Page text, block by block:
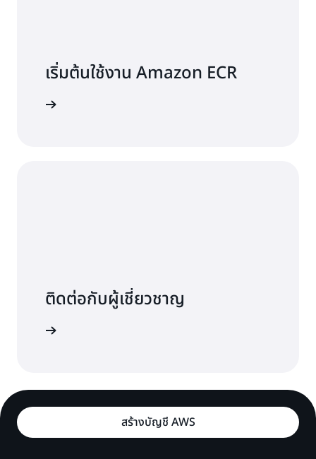
เริ่มต้นใช้งาน Amazon ECR
ติดต่อกับผู้เชี่ยวชาญ
สร้างบัญชี AWS